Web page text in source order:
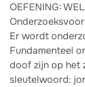
OEFENING:
Er wordt
Fundamenteel
doof zijn op het
sleutelwoord: